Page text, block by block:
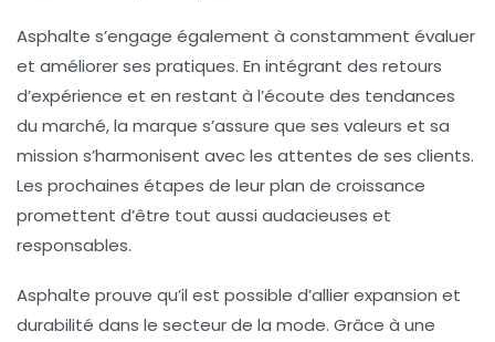
Asphalte s’engage également à constamment évaluer
et améliorer ses pratiques. En intégrant des retours
d’expérience et en restant à l’écoute des tendances
du marché, la marque s’assure que ses valeurs et sa
mission s’harmonisent avec les attentes de ses clients.
Les prochaines étapes de leur plan de croissance
promettent d’être tout aussi audacieuses et
responsables.
Asphalte prouve qu’il est possible d’allierexpansion et
durabilité dans le secteur de la mode. Grâce à une